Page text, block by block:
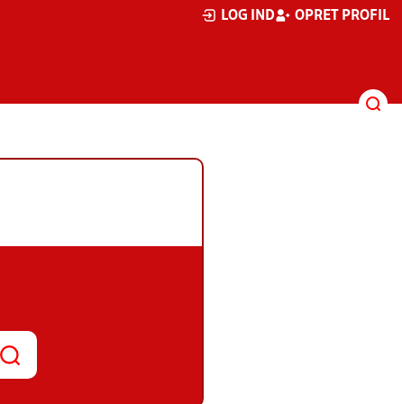
LOG IND OPRET PROFIL